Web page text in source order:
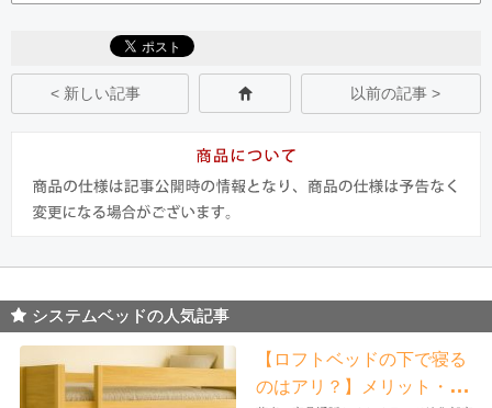
< 新しい記事 以前の記事 >
システムベッドの人気記事
【ロフトベッドの下で寝る
のはアリ？】メリット・デ